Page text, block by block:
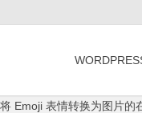
Emoji 表情转换为图片的